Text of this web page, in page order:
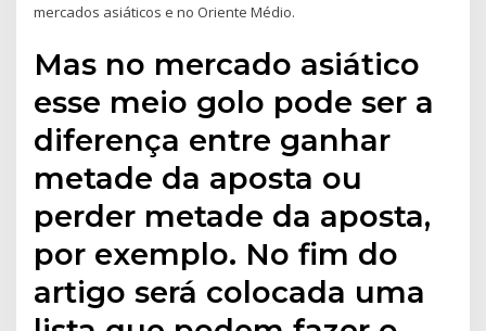
mercados asiáticos e no Oriente Médio.
Mas no mercado asiático
esse meio golo pode ser a
diferença entre ganhar
metade da aposta ou
perder metade da aposta,
por exemplo. No fim do
artigo será colocada uma